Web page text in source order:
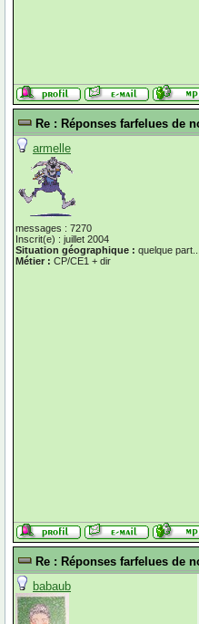
Re : Réponses farfelues de
armelle
messages : 7270
Inscrit(e) : juillet 2004
Situation géographique : quelque part...
Métier : CP/CE1 + dir
Re : Réponses farfelues de
babaub